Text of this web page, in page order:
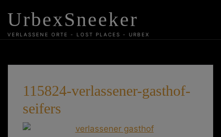
content
UrbexSneeker
VERLASSENE ORTE - LOST PLACES - URBEX
115824-verlassener-gasthof-
seifers